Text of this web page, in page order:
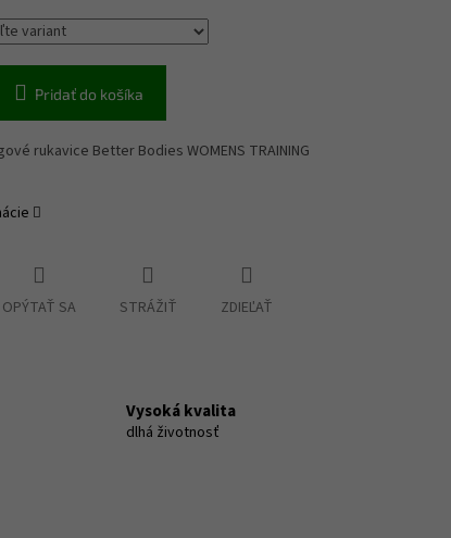
Pridať do košíka
rukavice Better Bodies WOMENS TRAINING
OPÝTAŤ SA STRÁŽIŤ ZDIEĽAŤ
Vysoká kvalita
dlhá životnosť